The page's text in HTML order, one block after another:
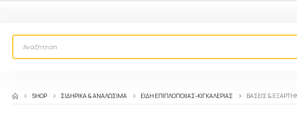
SHOP ΣΙΔΗΡΙΚΑ & ΑΝΑΛΩΣΙΜΑ ΕΊΔΗ ΕΠΙΠΛΟΠΟΙΊΑΣ-ΚΙΓΚΑΛΕΡΊΑΣ ΒΆΣΕΙΣ &